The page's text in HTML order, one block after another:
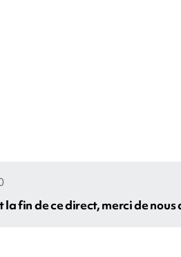
la fin de ce direct, merci de nous